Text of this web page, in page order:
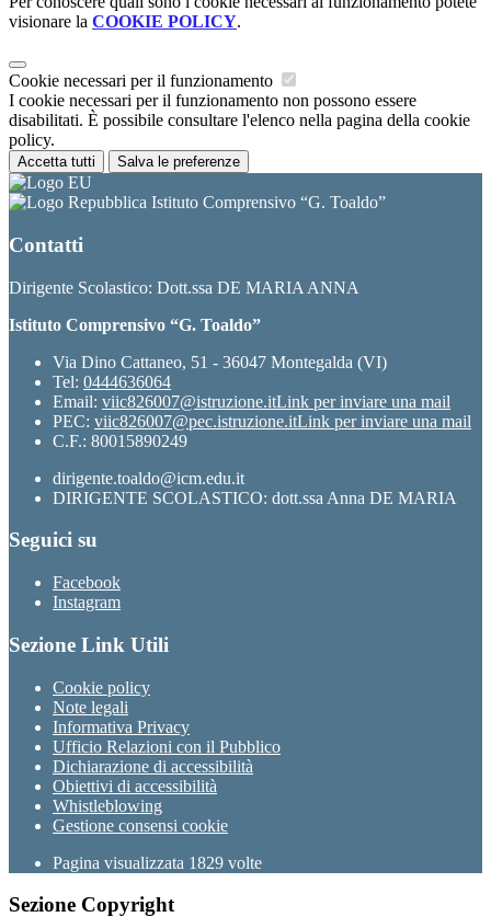
visionare la COOKIE POLICY.
Cookie necessari per il funzionamento
I cookie necessari per il funzionamento non possono essere
disabilitati. È possibile consultare l'elenco nella pagina della cookie
policy.
Accetta tutti Salva le preferenze
Istituto Comprensivo “G. Toaldo”
Contatti
Dirigente Scolastico: Dott.ssa DE MARIA ANNA
Istituto Comprensivo “G. Toaldo”
Via Dino Cattaneo, 51 - 36047 Montegalda (VI)
Tel: 0444636064
Email: viic826007@istruzione.itLink per inviare una mail
PEC: viic826007@pec.istruzione.itLink per inviare una mail
C.F.: 80015890249
dirigente.toaldo@icm.edu.it
DIRIGENTE SCOLASTICO: dott.ssa Anna DE MARIA
Seguici su
Facebook
Instagram
Sezione Link Utili
Cookie policy
Note legali
Informativa Privacy
Ufficio Relazioni con il Pubblico
Dichiarazione di accessibilità
Obiettivi di accessibilità
Whistleblowing
Gestione consensi cookie
Pagina visualizzata 1829 volte
Sezione Copyright